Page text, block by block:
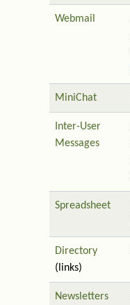
Webmail
MiniChat
Inter-User
Messages
Spreadsheet
Directory
(links)
Newsletters